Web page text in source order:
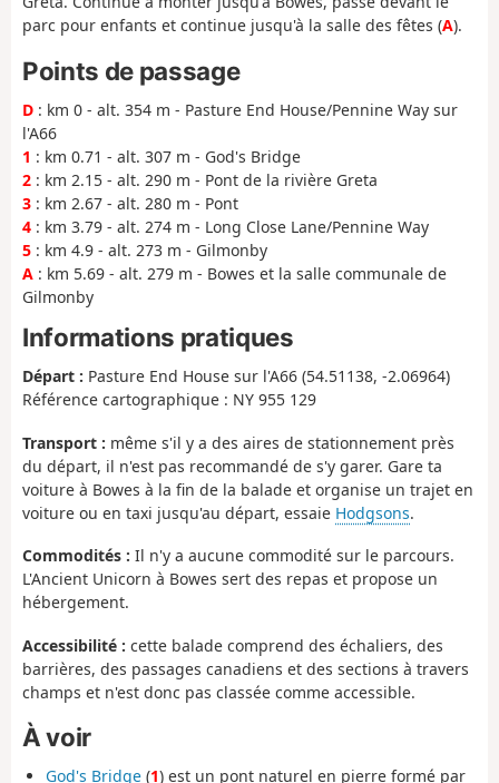
parc pour enfants et continue jusqu'à la salle des fêtes (A).
Points de passage
D : km 0 - alt. 354 m - Pasture End House/Pennine Way sur
l'A66
1 : km 0.71 - alt. 307 m - God's Bridge
2 : km 2.15 - alt. 290 m - Pont de la rivière Greta
3 : km 2.67 - alt. 280 m - Pont
4 : km 3.79 - alt. 274 m - Long Close Lane/Pennine Way
5 : km 4.9 - alt. 273 m - Gilmonby
A : km 5.69 - alt. 279 m - Bowes et la salle communale de
Gilmonby
Informations pratiques
Départ : Pasture End House sur l'A66 (54.51138, -2.06964)
Référence cartographique : NY 955 129
Transport : même s'il y a des aires de stationnement près
du départ, il n'est pas recommandé de s'y garer. Gare ta
voiture à Bowes à la fin de la balade et organise un trajet en
voiture ou en taxi jusqu'au départ, essaie Hodgsons.
Commodités : Il n'y a aucune commodité sur le parcours.
L'Ancient Unicorn à Bowes sert des repas et propose un
hébergement.
Accessibilité : cette balade comprend des échaliers, des
barrières, des passages canadiens et des sections à travers
champs et n'est donc pas classée comme accessible.
À voir
God's Bridge (1) est un pont naturel en pierre formé par